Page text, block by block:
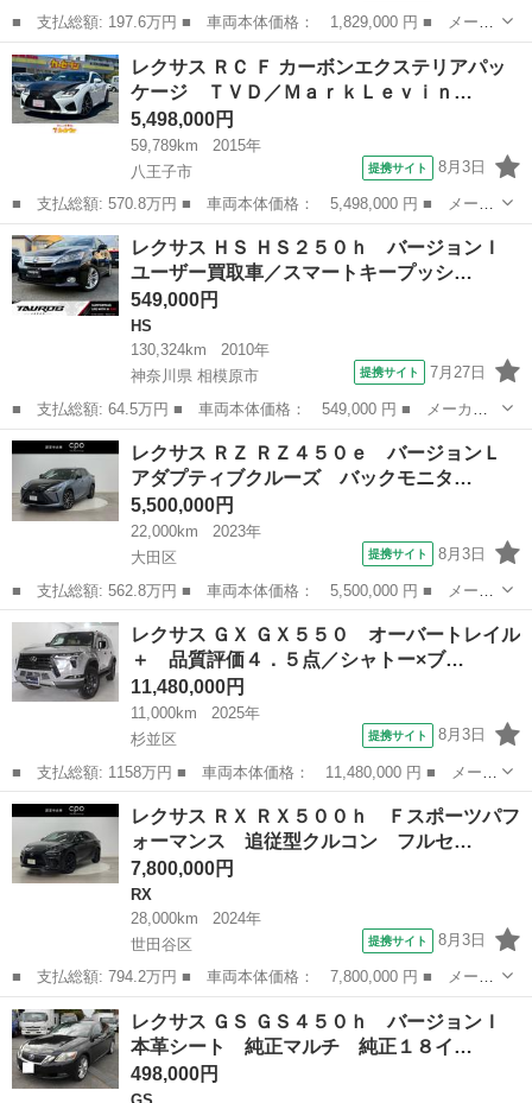
■ 支払総額: 197.6万円 ■ 車両本体価格： 1,829,000 円 ■ メーカ
ー名： レクサス ■ 車種名： ＧＳ ■ グレード名： ＧＳ４５０
ｈ Ｉパッケージ ワンオーナー ムーンルーフ ＨＵＤ 純正１
２．３イン...
東京 町田市 GS
レクサス ＲＣ Ｆ カーボンエクステリアパッ
ケージ ＴＶＤ／ＭａｒｋＬｅｖｉｎ…
5,498,000円
59,789km
2015年
八王子市
提携サイト 8月3日
■ 支払総額: 570.8万円 ■ 車両本体価格： 5,498,000 円 ■ メーカ
ー名： レクサス ■ 車種名： ＲＣ Ｆ ■ グレード名： カーボン
エクステリアパッケージ ＴＶＤ／ＭａｒｋＬｅｖｉｎｓｏｎ／本革
シート...
東京 八王子市 レクサス
レクサス ＨＳ ＨＳ２５０ｈ バージョンＩ
ユーザー買取車／スマートキープッシ…
549,000円
HS
130,324km
2010年
神奈川県 相模原市
提携サイト 7月27日
■ 支払総額: 64.5万円 ■ 車両本体価格： 549,000 円 ■ メーカー
名： レクサス ■ 車種名： ＨＳ ■ グレード名： ＨＳ２５０
ｈ バージョンＩ ユーザー買取車／スマートキープッシュスタート
／本革シート／...
神奈川 相模原市
レクサス ＲＺ ＲＺ４５０ｅ バージョンＬ
アダプティブクルーズ バックモニタ…
5,500,000円
22,000km
2023年
大田区
提携サイト 8月3日
■ 支払総額: 562.8万円 ■ 車両本体価格： 5,500,000 円 ■ メーカ
ー名： レクサス ■ 車種名： ＲＺ ■ グレード名： ＲＺ４５０
ｅ バージョンＬ アダプティブクルーズ バックモニター メモリ
ーナビ ...
東京 大田区 レクサス
レクサス ＧＸ ＧＸ５５０ オーバートレイル
＋ 品質評価４．５点／シャトー×ブ…
11,480,000円
11,000km
2025年
杉並区
提携サイト 8月3日
■ 支払総額: 1158万円 ■ 車両本体価格： 11,480,000 円 ■ メーカ
ー名： レクサス ■ 車種名： ＧＸ ■ グレード名： ＧＸ５５
０ オーバートレイル＋ 品質評価４．５点／シャトー×ブラックレザ
ー／マク...
東京 杉並区 レクサス
レクサス ＲＸ ＲＸ５００ｈ Ｆスポーツパフ
ォーマンス 追従型クルコン フルセ…
7,800,000円
RX
28,000km
2024年
世田谷区
提携サイト 8月3日
■ 支払総額: 794.2万円 ■ 車両本体価格： 7,800,000 円 ■ メーカ
ー名： レクサス ■ 車種名： ＲＸ ■ グレード名： ＲＸ５００
ｈ Ｆスポーツパフォーマンス 追従型クルコン フルセグテレビ
ＬＥＤ ...
東京 世田谷区
レクサス ＧＳ ＧＳ４５０ｈ バージョンＩ
本革シート 純正マルチ 純正１８イ…
498,000円